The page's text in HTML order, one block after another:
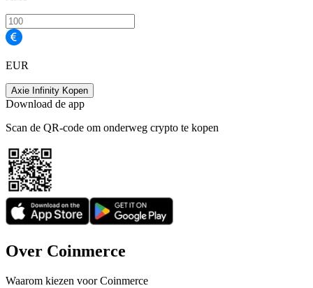
EUR
Axie Infinity Kopen
Download de app
Scan de QR-code om onderweg crypto te kopen
Over Coinmerce
Waarom kiezen voor Coinmerce